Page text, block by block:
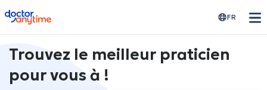
doctoranytime FR
Trouvez le meilleur praticien
pour vous à !